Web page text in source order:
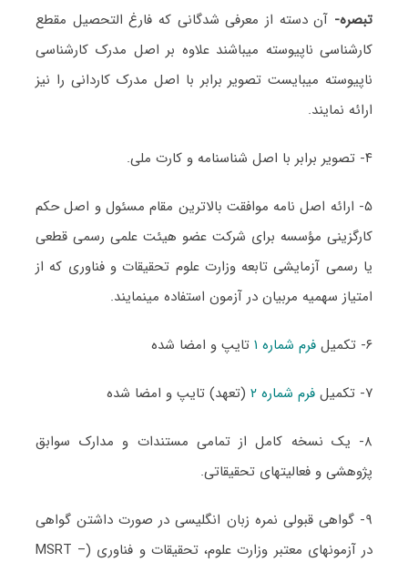
تبصره- آن دسته از معرفی شدگانی که فارغ التحصیل مقطع
کارشناسی ناپیوسته میباشند علاوه بر اصل مدرک کارشناسی
ناپیوسته میبایست تصویر برابر با اصل مدرک کاردانی را نیز
ارائه نمایند.
۴- تصویر برابر با اصل شناسنامه و کارت ملی.
۵- ارائه اصل نامه موافقت بالاترین مقام مسئول و اصل حکم
کارگزینی مؤسسه برای شرکت عضو هیئت علمی رسمی قطعی
یا رسمی آزمایشی تابعه وزارت علوم تحقیقات و فناوری که از
امتیاز سهمیه مربیان در آزمون استفاده مینمایند.
۶- تکمیل فرم شماره ۱ تایپ و امضا شده
۷- تکمیل فرم شماره ۲ (تعهد) تایپ و امضا شده
۸- یک نسخه کامل از تمامی مستندات و مدارک سوابق
پژوهشی و فعالیتهای تحقیقاتی.
۹- گواهی قبولی نمره زبان انگلیسی در صورت داشتن گواهی
در آزمونهای معتبر وزارت علوم، تحقیقات و فناوری (MSRT –